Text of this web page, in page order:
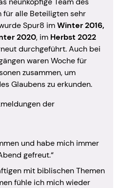
für alle Beteiligten sehr
Spur8 imWinter 2016,
2020, im Herbst 2022
durchgeführt. Auch bei
waren Woche für
zusammen, um
Glaubens zu erkunden.
der
und habe mich immer
gefreut.“
mit biblischen Themen
fühle ich mich wieder